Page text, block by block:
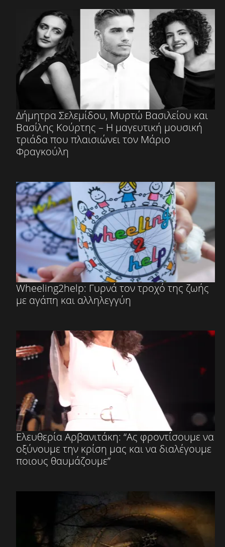
Δήμητρα Σελεμίδου, Μυρτώ Βασιλείου και
Βασίλης Κούρτης – Η μαγευτική μουσική
τριάδα που πλαισιώνει τον Μάριο
Φραγκούλη
Wheeling2help: Γυρνά τον τροχό της ζωής
με αγάπη και αλληλεγγύη
Ελευθερία Αρβανιτάκη: “Ας φροντίσουμε να
οξύνουμε την κρίση μας και να διαλέγουμε
ποιους θαυμάζουμε”